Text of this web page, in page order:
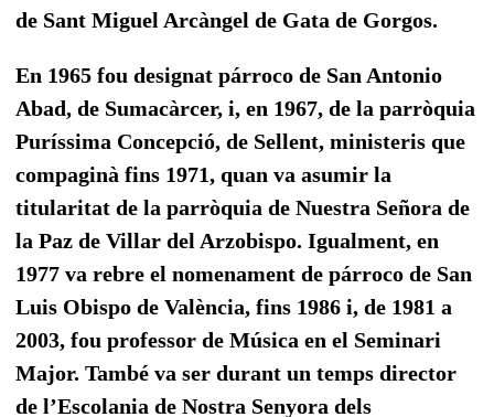
de Sant Miguel Arcàngel de Gata de Gorgos.
En 1965 fou designat párroco de San Antonio
Abad, de Sumacàrcer, i, en 1967, de la parròquia
Puríssima Concepció, de Sellent, ministeris que
compaginà fins 1971, quan va asumir la
titularitat de la parròquia de Nuestra Señora de
la Paz de Villar del Arzobispo. Igualment, en
1977 va rebre el nomenament de párroco de San
Luis Obispo de València, fins 1986 i, de 1981 a
2003, fou professor de Música en el Seminari
Major. També va ser durant un temps director
de l’Escolania de Nostra Senyora dels